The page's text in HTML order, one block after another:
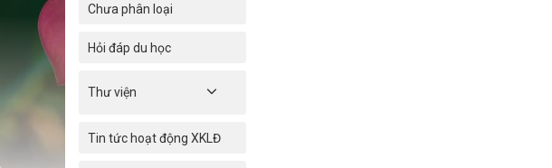
Chưa phân loại
Hỏi đáp du học
Thư viện
Tin tức hoạt động XKLĐ